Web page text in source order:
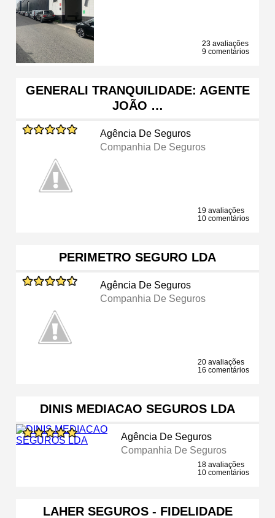
23 avaliações
9 comentários
GENERALI TRANQUILIDADE: AGENTE
JOÃO …
Agência De Seguros
Companhia De Seguros
19 avaliações
10 comentários
PERIMETRO SEGURO LDA
Agência De Seguros
Companhia De Seguros
20 avaliações
16 comentários
DINIS MEDIACAO SEGUROS LDA
Agência De Seguros
Companhia De Seguros
18 avaliações
10 comentários
LAHER SEGUROS - FIDELIDADE